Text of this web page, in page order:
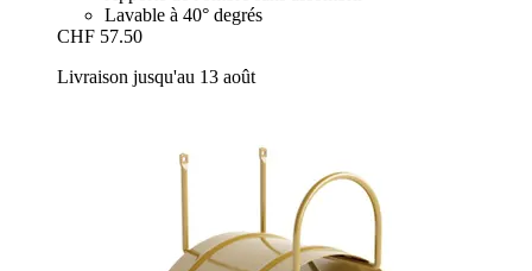
Lavable à 40° degrés
CHF 57.50
Livraison jusqu'au 13 août